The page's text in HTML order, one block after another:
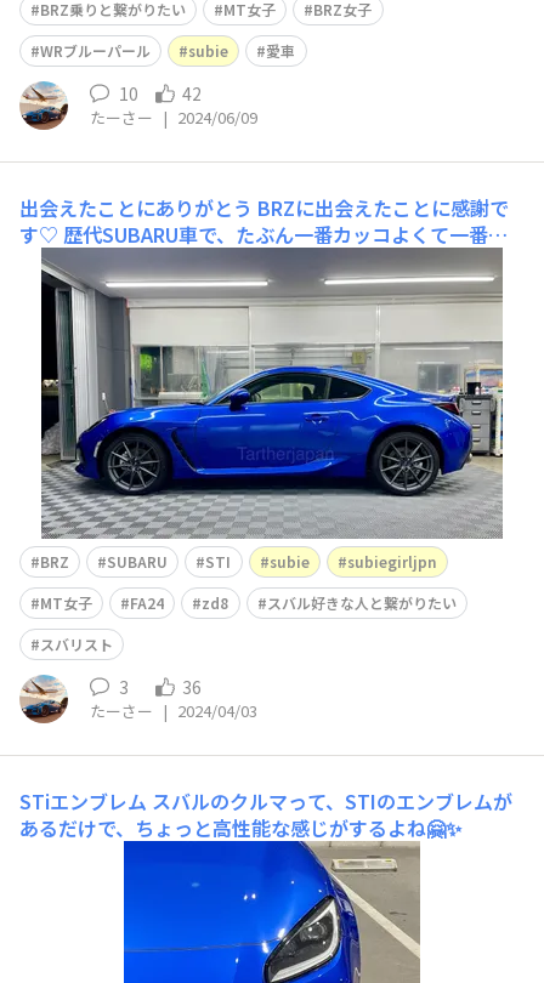
BRZ乗りと繋がりたい MT女子
BRZ女子
WRブルーパール
subie 愛車
10 42
たーさー | 2024/06/09
出会えたことにありがとう BRZに出会えたことに感謝で
す♡ 歴代SUBARU車で、たぶん一番カッコよくて一番エ
ンジンが気持ち良いんじゃないかなと思います。 でも、S
UBARUの他の車と比べてAWDではなかったり、荷物が乗
らなかったり、車高が低くて乗り降りが大変だったり、４
名乗車が厳しかったりなど、BRZは
BRZ SUBARU STI subie
subiegirljpn
MT女子
FA24 zd8
スバル好きな人と繋がりたい
スバリスト
3 36
たーさー | 2024/04/03
STiエンブレム スバルのクルマって、STIのエンブレムが
あるだけで、ちょっと高性能な感じがするよね🤗✨